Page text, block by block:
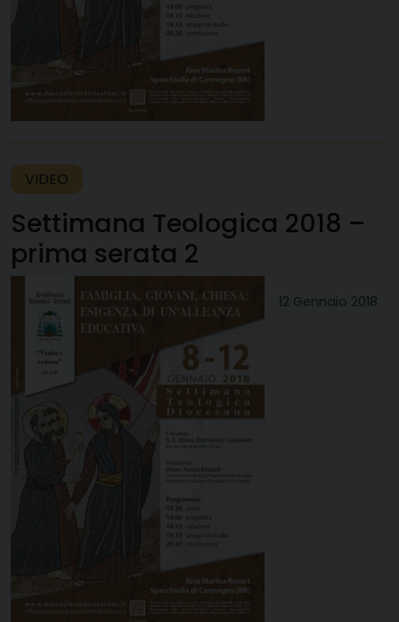
VIDEO
Settimana Teologica 2018 –
prima serata 2
12 Gennaio 2018